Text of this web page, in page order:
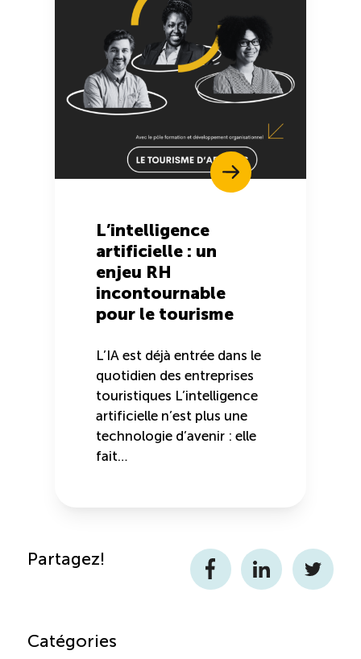
L’intelligence
artificielle : un
enjeu RH
incontournable
pour le tourisme
L’IA est déjà entrée dans le
quotidien des entreprises
touristiques L’intelligence
artificielle n’est plus une
technologie d’avenir : elle
fait…
Partagez!
FacebookLinkedInTwitter
Catégories